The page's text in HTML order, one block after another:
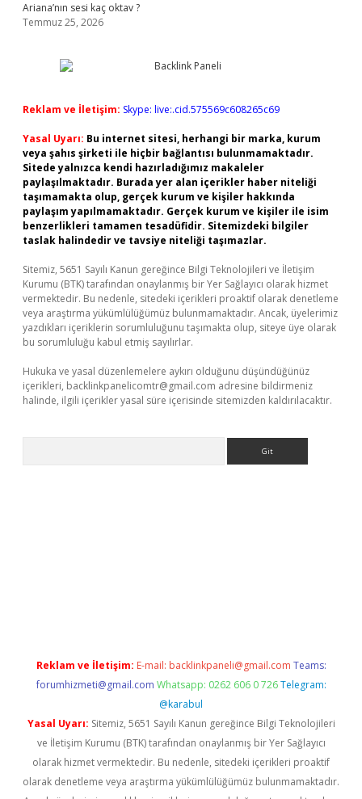
Ariana’nın sesi kaç oktav ?
Temmuz 25, 2026
Reklam ve İletişim: Skype: live:.cid.575569c608265c69
Yasal Uyarı: Bu internet sitesi, herhangi bir marka, kurum
veya şahıs şirketi ile hiçbir bağlantısı bulunmamaktadır.
Sitede yalnızca kendi hazırladığımız makaleler
paylaşılmaktadır. Burada yer alan içerikler haber niteliği
taşımamakta olup, gerçek kurum ve kişiler hakkında
paylaşım yapılmamaktadır. Gerçek kurum ve kişiler ile isim
benzerlikleri tamamen tesadüfidir. Sitemizdeki bilgiler
taslak halindedir ve tavsiye niteliği taşımazlar.
Sitemiz, 5651 Sayılı Kanun gereğince Bilgi Teknolojileri ve İletişim
Kurumu (BTK) tarafından onaylanmış bir Yer Sağlayıcı olarak hizmet
vermektedir. Bu nedenle, sitedeki içerikleri proaktif olarak denetleme
veya araştırma yükümlülüğümüz bulunmamaktadır. Ancak, üyelerimiz
yazdıkları içeriklerin sorumluluğunu taşımakta olup, siteye üye olarak
bu sorumluluğu kabul etmiş sayılırlar.
Hukuka ve yasal düzenlemelere aykırı olduğunu düşündüğünüz
içerikleri, backlinkpanelicomtr@gmail.com adresine bildirmeniz
halinde, ilgili içerikler yasal süre içerisinde sitemizden kaldırılacaktır.
Reklam ve İletişim: E-mail: backlinkpaneli@gmail.com Teams:
forumhizmeti@gmail.com Whatsapp: 0262 606 0 726 Telegram:
@karabul
Yasal Uyarı: Sitemiz, 5651 Sayılı Kanun gereğince Bilgi Teknolojileri
ve İletişim Kurumu (BTK) tarafından onaylanmış bir Yer Sağlayıcı
olarak hizmet vermektedir. Bu nedenle, sitedeki içerikleri proaktif
olarak denetleme veya araştırma yükümlülüğümüz bulunmamaktadır.